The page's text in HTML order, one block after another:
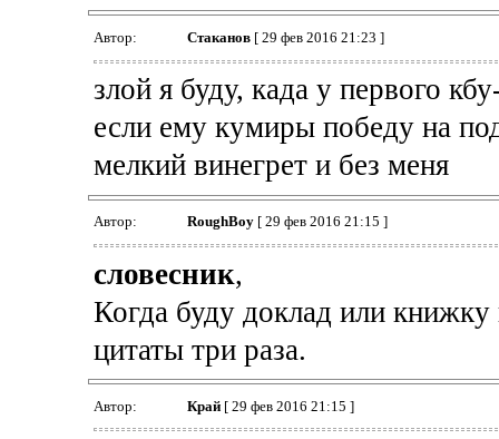
Автор: Cтаканов[ 29 фев 2016 21:23 ]
злой я буду, када у первого
если ему кумиры победу на
мелкий винегрет и без меня
Автор: RoughBoy[ 29 фев 2016 21:15 ]
словесник,
Когда буду доклад или книжку
цитаты три раза.
Автор: Край[ 29 фев 2016 21:15 ]